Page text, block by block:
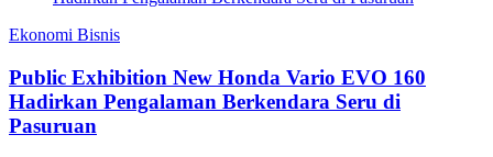
Ekonomi Bisnis
Public Exhibition New Honda Vario EVO 160
Hadirkan Pengalaman Berkendara Seru di
Pasuruan